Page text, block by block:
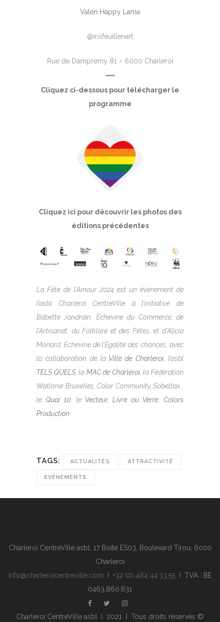
Valen Happy Lama
@irisfeuillenart
Rue de Dampremy 81 – 6000 Charleroi
—
Cliquez ci-dessous pour télécharger le
programme
Cliquez ici pour découvrir les photos des
éditions précédentes
La Fête de l’Amour 2024 est un événement de
l’asbl Charleroi CentreVille à l’initiative de
Babette Jandrain, Echevine du Commerce, de
l’Artisanat, du Folklore et des Fêtes, et d’Alicia
Monard, Echevine de l’Egalité des chances, avec
la collaboration de la Ville de Charleroi, l’asbl
TELS QUELS, la MAC de Charleroi, la Fédération
Wallonie Bruxelles, Color Community, Sobeltax ,
le Quai 10, le Vecteur,Livre ou Verre
Colors
Production
TAGS: ACTUALITÉS ATTRACTIVITÉ
EVÉNEMENTS
Charleroi CentreVille asbl, 17 Boite ES03, Boulevard Tirou, 6000
Charleroi
info@charleroicentreville.com
+32 (0) 484 44.33.55 I TVA : BE
0463.860.631
Charleroi CentreVille asbl I 2021 I Tous droits réservés ©